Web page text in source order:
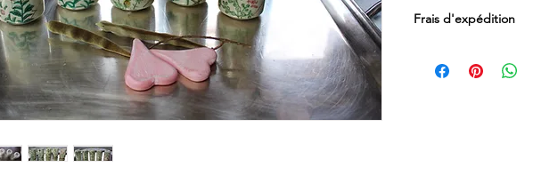
Frais d'expédition
par Mondial Relay